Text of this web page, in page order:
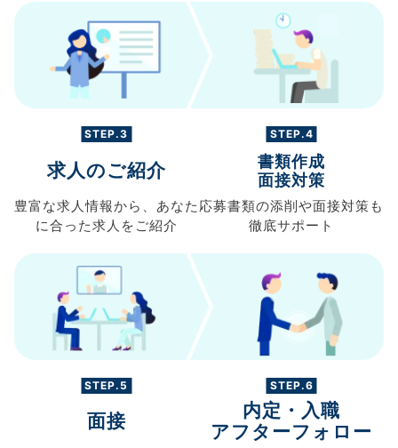
STEP.3
求人のご紹介
豊富な求人情報から、 あなた
に合った求人を ご紹介
STEP.4
書類作成
面接対策
応募書類の添削や面接対策も
徹底サポート
STEP.5
面接
STEP.6
内定・入職
アフターフォロー